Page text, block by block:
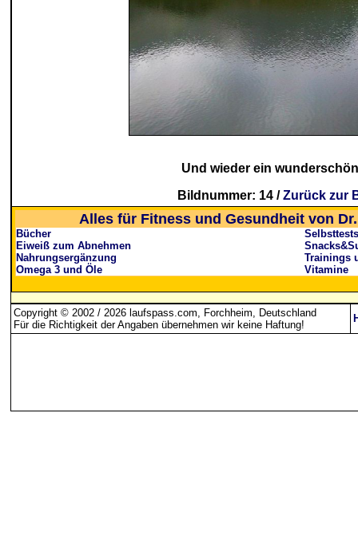
Und wieder ein
Bildnummer: 14 /Zurück zur
Alles für Fitness und Gesundheit von
Bücher
Eiweiß zum Abnehmen
Nahrungsergänzung
Omega 3 und Öle
Selbsttests
Trainings
Vitamine
Copyright © 2002 / 2026 laufspass.com, Forchheim, Deutschland
Für die Richtigkeit der Angaben übernehmen wir keine Haftung!